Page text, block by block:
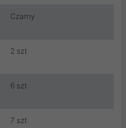
Czarny
2 szt
6 szt
7 szt